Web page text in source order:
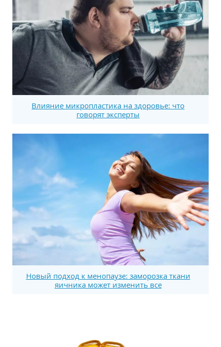
Влияние микропластика на здоровье: что
говорят эксперты
Новый подход к менопаузе: заморозка ткани
яичника может изменить все